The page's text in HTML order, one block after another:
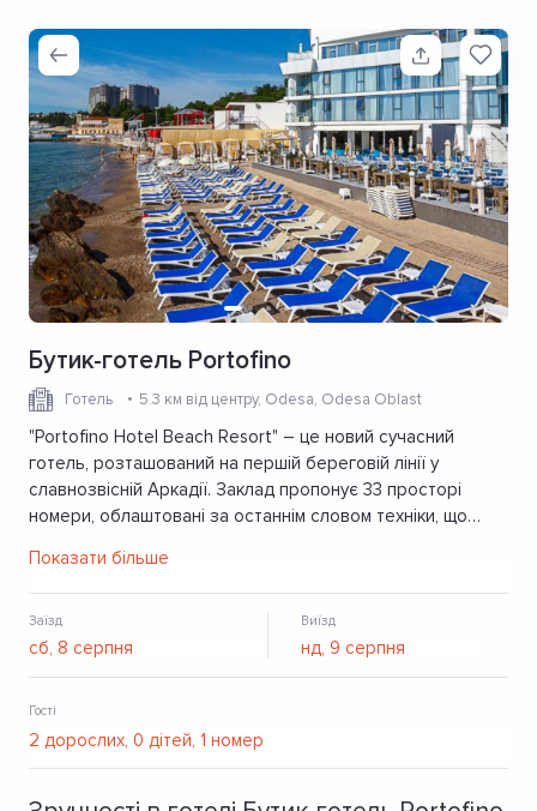
Бутик-готель Portofino
Готель 5.3 км від центру, Odesa, Odesa Oblast
"Portofino Hotel Beach Resort" – це новий сучасний
готель, розташований на першій береговій лінії у
славнозвісній Аркадії. Заклад пропонує 33 просторі
номери, облаштовані за останнім словом техніки, що
Також піщаний пляж, спа, ресторан, мінеральний басейн,
дитячі зони.
Показати більше
Заїзд Виїзд
Гості